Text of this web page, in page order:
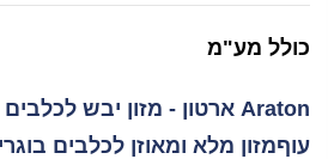
כולל מע"מ
עוףמזון מלא ומאוזן לכלבים